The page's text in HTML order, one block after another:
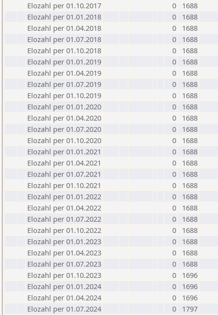
Elozahl per 01.10.2017
0
1688
Elozahl per 01.01.2018
0
1688
Elozahl per 01.04.2018
0
1688
Elozahl per 01.07.2018
0
1688
Elozahl per 01.10.2018
0
1688
Elozahl per 01.01.2019
0
1688
Elozahl per 01.04.2019
0
1688
Elozahl per 01.07.2019
0
1688
Elozahl per 01.10.2019
0
1688
Elozahl per 01.01.2020
0
1688
Elozahl per 01.04.2020
0
1688
Elozahl per 01.07.2020
0
1688
Elozahl per 01.10.2020
0
1688
Elozahl per 01.01.2021
0
1688
Elozahl per 01.04.2021
0
1688
Elozahl per 01.07.2021
0
1688
Elozahl per 01.10.2021
0
1688
Elozahl per 01.01.2022
0
1688
Elozahl per 01.04.2022
0
1688
Elozahl per 01.07.2022
0
1688
Elozahl per 01.10.2022
0
1688
Elozahl per 01.01.2023
0
1688
Elozahl per 01.04.2023
0
1688
Elozahl per 01.07.2023
0
1688
Elozahl per 01.10.2023
0
1696
Elozahl per 01.01.2024
0
1696
Elozahl per 01.04.2024
0
1696
Elozahl per 01.07.2024
0
1797